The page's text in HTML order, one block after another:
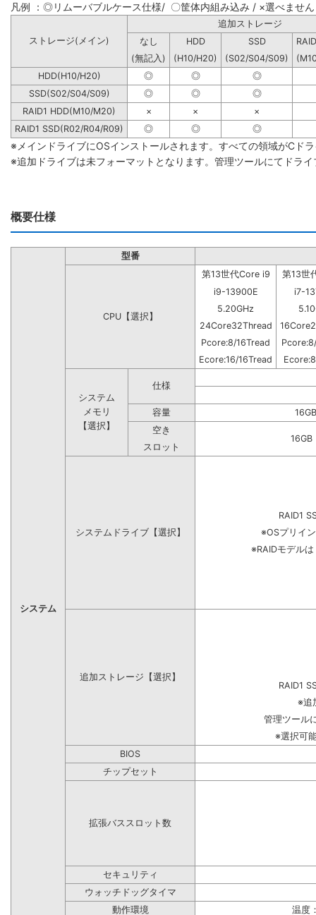
凡例 ：◎リムーバブルケース仕様/ 〇筐体内組み込み / ×選べません
追加ストレー
ストレージ(メイン)
なし HDD SSD
(無記入)
(H10/H20) (S02/S04/S09)
HDD(H10/H20)
◎ ◎
◎
SSD(S02/S04/S09)
◎ ◎
◎
RAID1 HDD(M10/M20)
× ×
×
RAID1 SSD(R02/R04/R09)
◎ ◎ ◎
※メインドライブにOSインストールされます。すべての領域がCド
※追加ドライブは未フォーマットとなります。管理ツールにてドラ
概要仕様
システム
型番
CPU【選択】
第13世代Core i9
第13世
i9-13900E
i7-
5.20GHz
24Core32Thread
Pcore:8/16Tread
Ecore:16/16Tread
システム
メモリ
【選択】
仕様
容量
空き
16GB
スロット
システムドライブ【選択】
RAID1
※OSプリイ
※RAIDモデル
追加ストレージ【選択】
RAID1
※追
管理ツール
※選択可
BIOS
チップセット
拡張バススロット数
セキュリティ
ウォッチドッグタイマ
動作環境
温度